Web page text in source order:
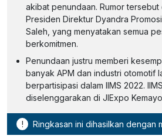
akibat penundaan. Rumor tersebut
Presiden Direktur Dyandra
Saleh, yang menyatakan semua
berkomitmen.
Penundaan justru memberi
banyak APM dan industri otomotif
berpartisipasi dalam IIMS 2022.
diselenggarakan di JIExpo
! Ringkasan ini dihasilkan dengan